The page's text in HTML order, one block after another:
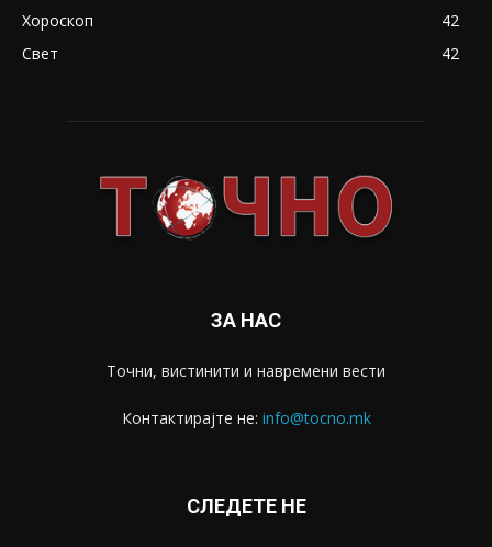
Хороскоп
42
Свет
42
ЗА НАС
Точни, вистинити и навремени вести
Контактирајте не: info@tocno.mk
СЛЕДЕТЕ НЕ